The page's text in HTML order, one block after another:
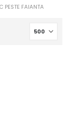
PESTE FAIANTA